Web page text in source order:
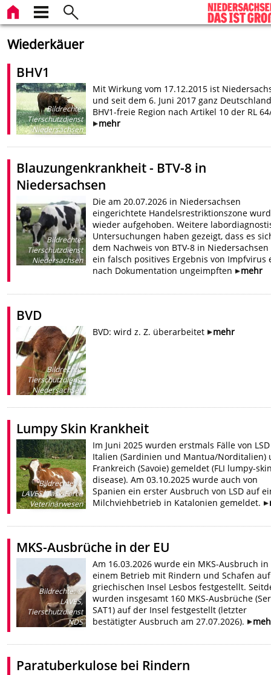
Wiederkäuer
BHV1
Bildrechte:
Tierschutzdienst
Niedersachsen
Mit Wirkung vom 17.12.2015 ist
und seit dem 6. Juni 2017 ganz Deutschland
BHV1-freie Region nach Artikel 10 der RL
mehr
Blauzungenkrankheit - BTV-8 in
Niedersachsen
Bildrechte:
Tierschutzdienst
Niedersachsen
Die am 20.07.2026 in Niedersachsen
eingerichtete Handelsrestriktionszone
wieder aufgehoben. Weitere
Untersuchungen haben gezeigt, dass es
dem Nachweis von BTV-8 in
ein falsch positives Ergebnis von Impfvirus
nach Dokumentation ungeimpften
mehr
BVD
Bildrechte:
Tierschutzdienst
Niedersachsen
BVD: wird z. Z. überarbeitet mehr
Lumpy Skin Krankheit
Bildrechte:©
LAVES, Task-Force
Veterinärwesen
Im Juni 2025 wurden erstmals Fälle von
Italien (Sardinien und Mantua/Norditalien)
Frankreich (Savoie) gemeldet (FLI lumpy-
disease). Am 03.10.2025 wurde auch von
Spanien ein erster Ausbruch von LSD auf
Milchviehbetrieb in Katalonien gemeldet.
MKS-Ausbrüche in der EU
Bildrechte:©
LAVES,
Tierschutzdienst
NDS
Am 16.03.2026 wurde ein MKS-Ausbruch in
einem Betrieb mit Rindern und Schafen
griechischen Insel Lesbos festgestellt.
wurden insgesamt 160 MKS-Ausbrüche
SAT1) auf der Insel festgestellt (letzter
bestätigter Ausbruch am 27.07.2026).
Paratuberkulose bei Rindern